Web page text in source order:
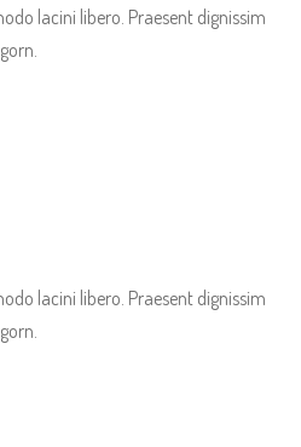
lacini libero. Praesent dignissim
lacini libero. Praesent dignissim